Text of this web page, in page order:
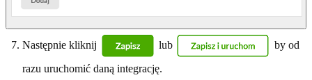
Następnie kliknij lub
by od
razu uruchomić daną integrację.